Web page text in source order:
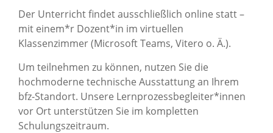
Der Unterricht findet ausschließlich online statt –
mit einem*r Dozent*in im virtuellen
Klassenzimmer (Microsoft Teams, Vitero o. Ä.).
Um teilnehmen zu können, nutzen Sie die
hochmoderne technische Ausstattung an Ihrem
bfz-Standort. Unsere Lernprozessbegleiter*innen
vor Ort unterstützen Sie im kompletten
Schulungszeitraum.